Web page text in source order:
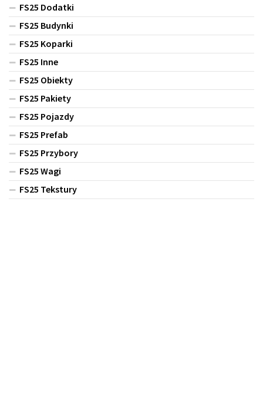
FS25 Dodatki
FS25 Budynki
FS25 Koparki
FS25 Inne
FS25 Obiekty
FS25 Pakiety
FS25 Pojazdy
FS25 Prefab
FS25 Przybory
FS25 Wagi
FS25 Tekstury